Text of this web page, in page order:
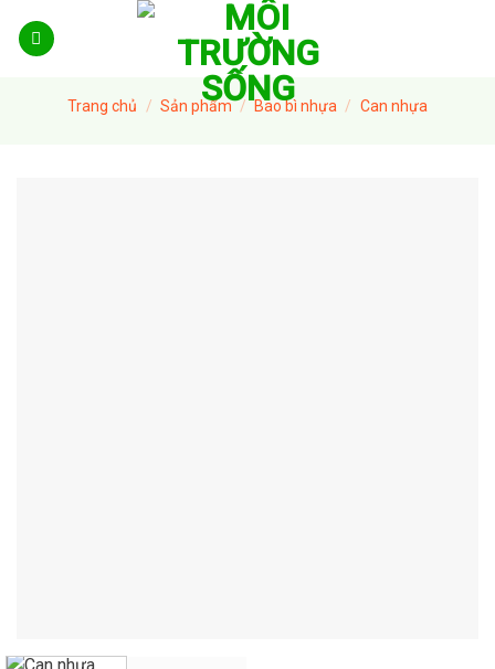
Trang chủ / Sản phẩm / Bao bì nhựa / Can nhựa